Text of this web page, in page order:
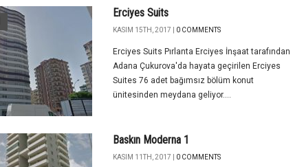
Erciyes Suits
KASIM 15TH, 2017 | 0 COMMENTS
Erciyes Suits Pırlanta Erciyes İnşaat tarafından
Adana Çukurova'da hayata geçirilen Erciyes
Suites 76 adet bağımsız bölüm konut
ünitesinden meydana geliyor....
Baskın Moderna 1
KASIM 11TH, 2017 | 0 COMMENTS